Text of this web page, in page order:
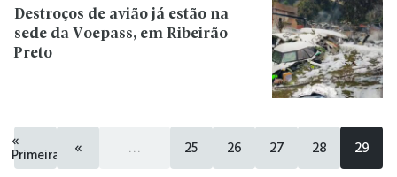
Destroços de avião já estão na
sede da Voepass, em Ribeirão
Preto
«
Primeira
« 25 26 27 28 29